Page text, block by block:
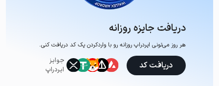
دریافت جایزه روزانه
هر روز می‌تونی ایردراپ روزانه رو با وارد‌کردن یک کد دریافت کنی.
جوایز
ایردراپ
دریافت کد